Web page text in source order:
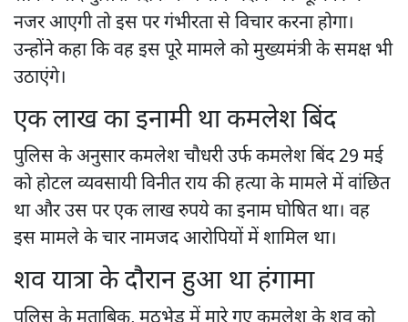
नजर आएगी तो इस पर गंभीरता से विचार करना होगा।
उन्होंने कहा कि वह इस पूरे मामले को मुख्यमंत्री के समक्ष भी
उठाएंगे।
एक लाख का इनामी था कमलेश बिंद
पुलिस के अनुसार कमलेश चौधरी उर्फ कमलेश बिंद 29 मई
को होटल व्यवसायी विनीत राय की हत्या के मामले में वांछित
था और उस पर एक लाख रुपये का इनाम घोषित था। वह
इस मामले के चार नामजद आरोपियों में शामिल था।
शव यात्रा के दौरान हुआ था हंगामा